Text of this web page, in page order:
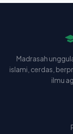
Madrasah
islami, cerdas,
ilmu